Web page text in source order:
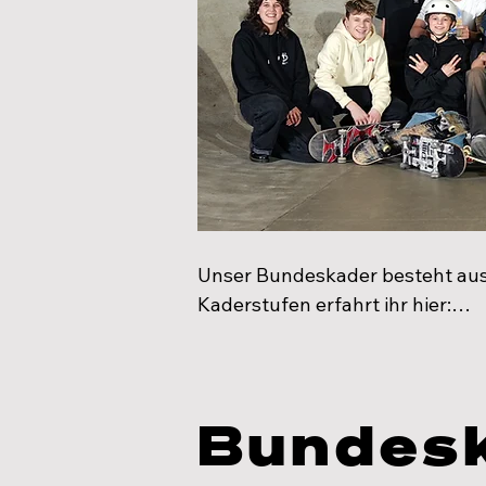
Unser Bundeskader besteht
Kaderstufen erfahrt ihr hier:
Der NK1 stellt die erste Stufe
gehört unter anderem die